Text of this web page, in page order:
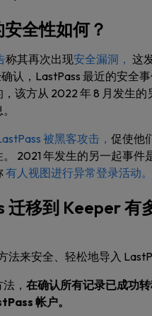
全性如何？
称其再次出现安全漏洞， 这
确认，LastPass 最近的安全
该方从 2022 年 8 月发生的
被黑客攻击， 促使他
2021 年发生的另一起事件
有人视图进行异常登录活动。
迁移到 Keeper 有
法来安全、轻松地导入
， 在确认所有记录已成功
帐户。